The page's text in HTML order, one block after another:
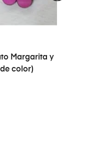
Margarita y
color)